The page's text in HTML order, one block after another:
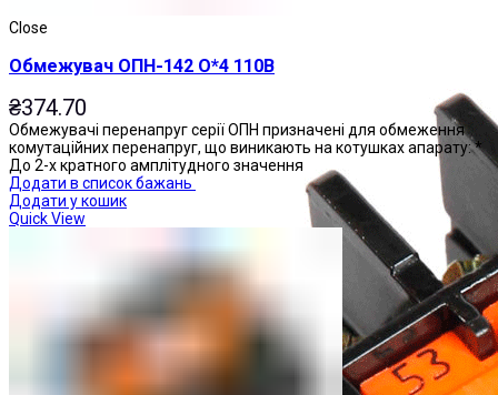
Close
Обмежувач ОПН-142 О*4 110В
₴374.70
Обмежувачі перенапруг серії ОПН призначені для обмеження
комутаційних перенапруг, що виникають на котушках апарату: *
До 2-х кратного амплітудного значення
Додати в список бажань
Додати у кошик
Quick View